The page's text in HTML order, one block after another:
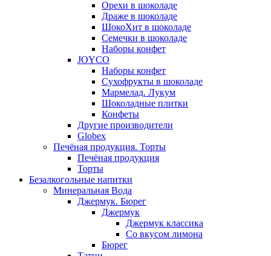
Орехи в шоколаде
Драже в шоколаде
ШокоХит в шоколаде
Семечки в шоколаде
Наборы конфет
JOYCO
Наборы конфет
Сухофрукты в шоколаде
Мармелад. Лукум
Шоколадные плитки
Конфеты
Другие производители
Globex
Печёная продукция. Торты
Печёная продукция
Торты
Безалкогольные напитки
Минеральная Вода
Джермук. Бюрег
Джермук
Джермук классика
Со вкусом лимона
Бюрег